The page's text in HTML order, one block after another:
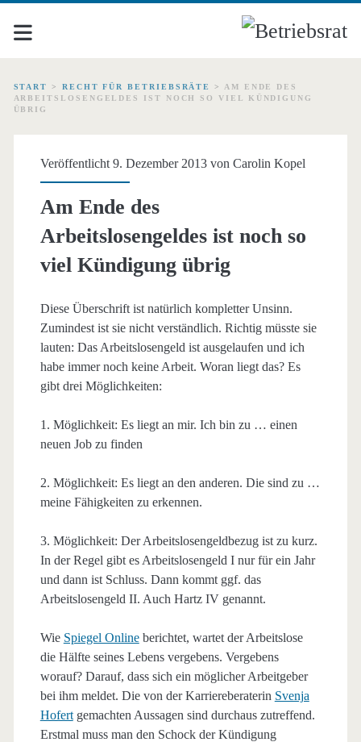
START > RECHT FÜR BETRIEBSRÄTE > AM ENDE DES
ARBEITSLOSENGELDES IST NOCH SO VIEL KÜNDIGUNG
ÜBRIG
Veröffentlicht 9. Dezember 2013 von Carolin Kopel
Am Ende des
Arbeitslosengeldes ist noch so
viel Kündigung übrig
Diese Überschrift ist natürlich kompletter Unsinn.
Zumindest ist sie nicht verständlich. Richtig müsste sie
lauten: Das Arbeitslosengeld ist ausgelaufen und ich
habe immer noch keine Arbeit. Woran liegt das? Es
gibt drei Möglichkeiten:
1. Möglichkeit: Es liegt an mir. Ich bin zu … einen
neuen Job zu finden
2. Möglichkeit: Es liegt an den anderen. Die sind zu …
meine Fähigkeiten zu erkennen.
3. Möglichkeit: Der Arbeitslosengeldbezug ist zu kurz.
In der Regel gibt es Arbeitslosengeld I nur für ein Jahr
und dann ist Schluss. Dann kommt ggf. das
Arbeitslosengeld II. Auch Hartz IV genannt.
Wie Spiegel Onlineberichtet, wartet der Arbeitslose
die Hälfte seines Lebens vergebens. Vergebens
worauf? Darauf, dass sich ein möglicher Arbeitgeber
bei ihm meldet. Die von der Karriereberaterin Svenja
Hofertgemachten Aussagen sind durchaus zutreffend.
Erstmal muss man den Schock der Kündigung